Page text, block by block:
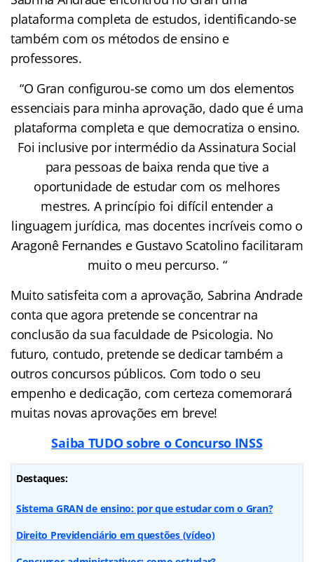
plataforma completa de estudos, identificando-se
também com os métodos de ensino e
professores.
“O Gran configurou-se como um dos elementos
essenciais para minha aprovação, dado que é uma
plataforma completa e que democratiza o ensino.
Foi inclusive por intermédio da Assinatura Social
para pessoas de baixa renda que tive a
oportunidade de estudar com os melhores
mestres. A princípio foi difícil entender a
linguagem jurídica, mas docentes incríveis como o
Aragonê Fernandes e Gustavo Scatolino facilitaram
muito o meu percurso. “
Muito satisfeita com a aprovação, Sabrina Andrade
conta que agora pretende se concentrar na
conclusão da sua faculdade de Psicologia. No
futuro, contudo, pretende se dedicar também a
outros concursos públicos. Com todo o seu
empenho e dedicação, com certeza comemorará
muitas novas aprovações em breve!
Saiba TUDO sobre o Concurso INSS
Destaques:
Sistema GRAN de ensino: por que estudar com o Gran?
Direito Previdenciário em questões (vídeo)